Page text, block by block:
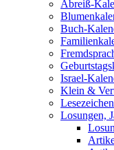
Abreiß-
Buch-
Israel-
Klein &
Losungen,